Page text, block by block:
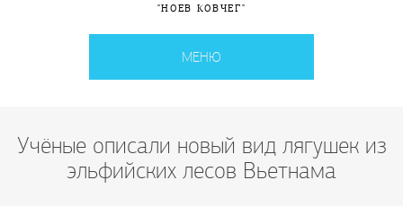
"НОЕВ КОВЧЕГ"
МЕНЮ
Учёные описали новый вид лягушек из
эльфийских лесов Вьетнама